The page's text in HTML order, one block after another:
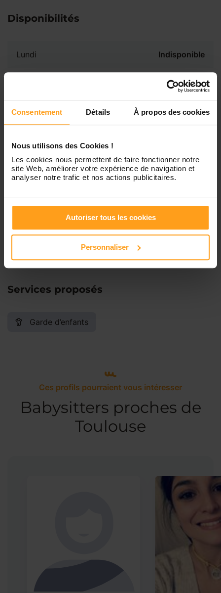
Consentement Détails À propos des cookies
Nous utilisons des Cookies !
Les cookies nous permettent de faire fonctionner notre
site Web, améliorer votre expérience de navigation et
analyser notre trafic et nos actions publicitaires.
Autoriser tous les cookies
Personnaliser
Disponibilités
Lundi Indisponible
Disponible de 00:00 à 00:00
Mercredi Disponible de 00:00 à 00:30
Jeudi Disponible de 00:00 à 00:00
Vendredi Disponible de 00:00 à 00:00
Vous souhaitez connaître les
Contactez-nous
Services proposés
Garde d’enfants
Ces profils pourraient vous intéresser
Babysitters proches de
Toulouse